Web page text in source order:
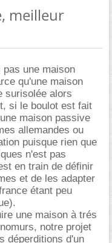
meilleur
une maison
qu'une maison
surisolée alors
si le boulot est fait
maison passive
allemandes ou
puisque rien que
n'est pas
en train de définir
et de les adapter
étant peu
une maison à trés
notre projet
déperditions d'un